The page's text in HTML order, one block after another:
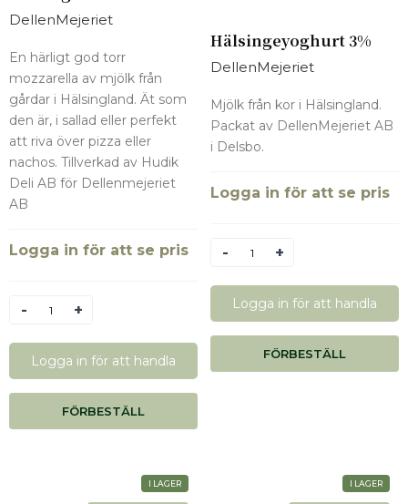
DellenMejeriet
En härligt god torr
mozzarella av mjölk från
gårdar i Hälsingland. Ät som
den är, i sallad eller perfekt
att riva över pizza eller
nachos. Tillverkad av Hudik
Deli AB för Dellenmejeriet
AB
Logga in för att se pris
Antal
Logga in för att handla
FÖRBESTÄLL
Hälsingeyoghurt 3%
DellenMejeriet
Mjölk från kor i Hälsingland.
Packat av DellenMejeriet AB
i Delsbo.
Logga in för att se pris
Antal
Logga in för att handla
FÖRBESTÄLL
I LAGER I LAGER